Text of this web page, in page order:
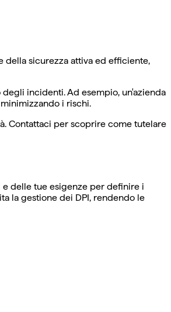
della sicurezza attiva ed efficiente,
incidenti. Ad esempio, un'azienda
i rischi.
Contattaci per scoprire come tutelare
e delle tue esigenze per definire i
la gestione dei DPI, rendendo le